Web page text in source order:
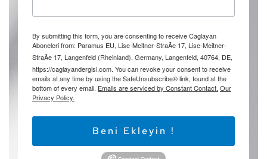
By submitting this form, you are consenting to receive Caglayan
Aboneleri from: Paramus EU, Lise-Meitner-StraÃe 17, Lise-Meitner-
StraÃe 17, Langenfeld (Rheinland), Germany, Langenfeld, 40764, DE,
https://caglayandergisi.com. You can revoke your consent to receive
emails at any time by using the SafeUnsubscribe® link, found at the
bottom of every email. Emails are serviced by Constant Contact. Our
Privacy Policy.
Beni Ekleyin !